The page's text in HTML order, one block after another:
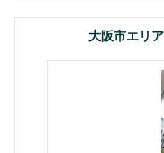
大阪市エリ